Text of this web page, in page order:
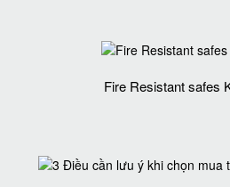
Fire Resistant safes